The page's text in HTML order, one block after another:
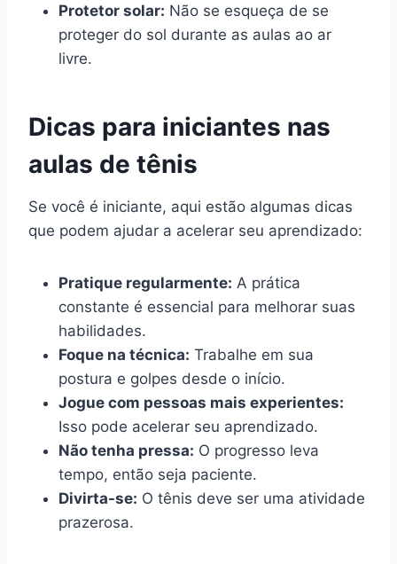
Protetor solar: Não se esqueça de se
proteger do sol durante as aulas ao ar
livre.
Dicas para iniciantes nas
aulas de tênis
Se você é iniciante, aqui estão algumas dicas
que podem ajudar a acelerar seu aprendizado:
Pratique regularmente: A prática
constante é essencial para melhorar suas
habilidades.
Foque na técnica: Trabalhe em sua
postura e golpes desde o início.
Jogue com pessoas mais experientes:
Isso pode acelerar seu aprendizado.
Não tenha pressa: O progresso leva
tempo, então seja paciente.
Divirta-se: O tênis deve ser uma atividade
prazerosa.